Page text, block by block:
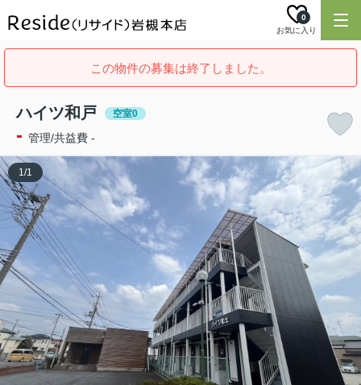
お気に入り
0
この物件の募集は終了しました。
ハイツ和戸 空室0
- 管理/共益費 -
1/1